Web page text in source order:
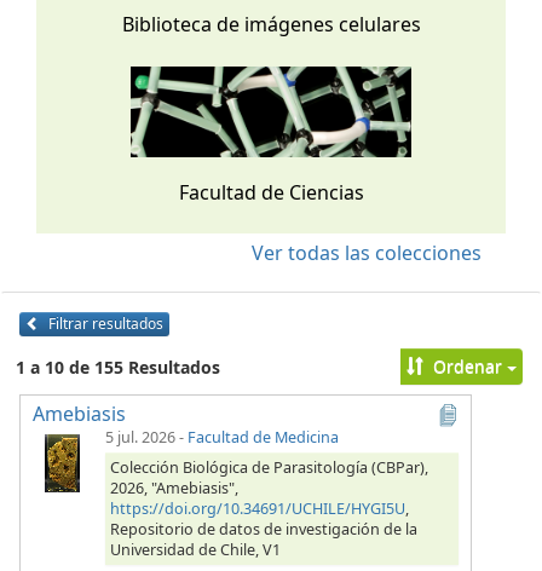
Biblioteca de imágenes celulares
Facultad de Ciencias
Ver todas las colecciones
Filtrar resultados
1 a 10 de 155 Resultados Ordenar
Amebiasis
5 jul. 2026- Facultad de Medicina
Colección Biológica de Parasitología (CBPar),
2026, "Amebiasis",
https://doi.org/10.34691/UCHILE/HYGI5U,
Repositorio de datos de investigación de la
Universidad de Chile, V1